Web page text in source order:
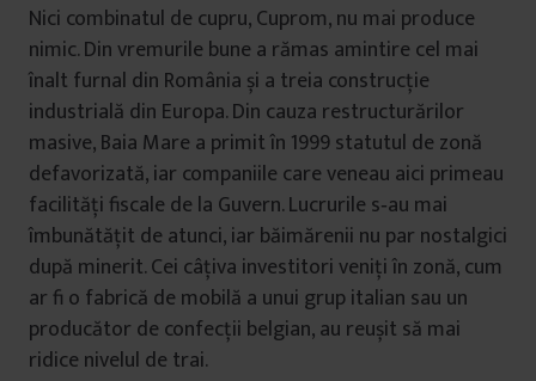
Nici combinatul de cupru, Cuprom, nu mai produce
nimic. Din vremurile bune a rămas amintire cel mai
înalt furnal din România și a treia construcție
industrială din Europa. Din cauza restructurărilor
masive, Baia Mare a primit în 1999 statutul de zonă
defavorizată, iar companiile care veneau aici primeau
facilități fiscale de la Guvern. Lucrurile s‑au mai
îmbunătățit de atunci, iar băimărenii nu par nostalgici
după minerit. Cei câțiva investitori veniți în zonă, cum
ar fi o fabrică de mobilă a unui grup italian sau un
producător de confecții belgian, au reușit să mai
ridice nivelul de trai.